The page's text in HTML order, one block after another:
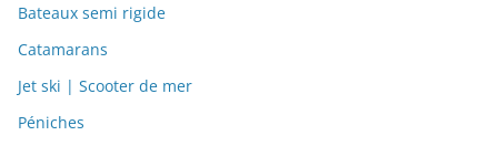
Bateaux semi rigide
Catamarans
Jet ski | Scooter de mer
Péniches